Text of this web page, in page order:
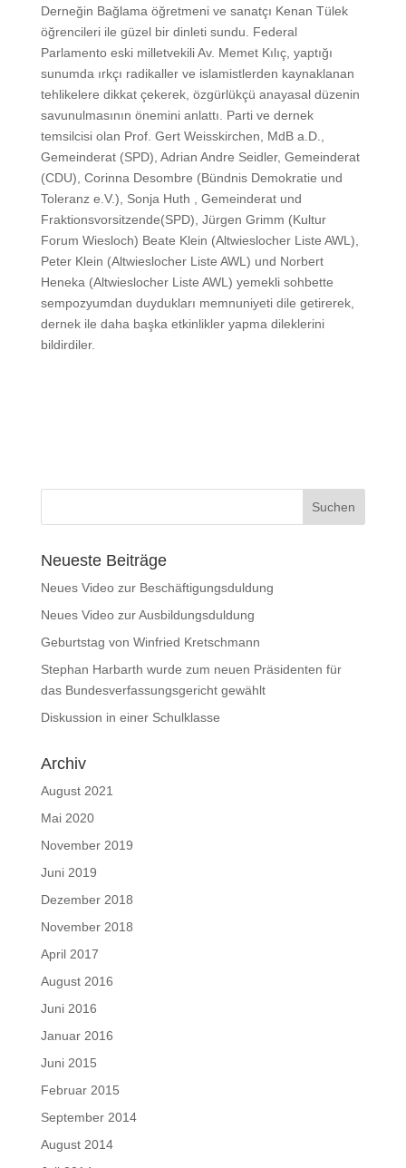
Derneğin Bağlama öğretmeni ve sanatçı Kenan Tülek
öğrencileri ile güzel bir dinleti sundu. Federal
Parlamento eski milletvekili Av. Memet Kılıç, yaptığı
sunumda ırkçı radikaller ve islamistlerden kaynaklanan
tehlikelere dikkat çekerek, özgürlükçü anayasal düzenin
savunulmasının önemini anlattı. Parti ve dernek
temsilcisi olan Prof. Gert Weisskirchen, MdB a.D.,
Gemeinderat (SPD), Adrian Andre Seidler, Gemeinderat
(CDU), Corinna Desombre (Bündnis Demokratie und
Toleranz e.V.), Sonja Huth , Gemeinderat und
Fraktionsvorsitzende(SPD), Jürgen Grimm (Kultur
Forum Wiesloch) Beate Klein (Altwieslocher Liste AWL),
Peter Klein (Altwieslocher Liste AWL) und Norbert
Heneka (Altwieslocher Liste AWL) yemekli sohbette
sempozyumdan duydukları memnuniyeti dile getirerek,
dernek ile daha başka etkinlikler yapma dileklerini
bildirdiler.
Neueste Beiträge
Neues Video zur Beschäftigungsduldung
Neues Video zur Ausbildungsduldung
Geburtstag von Winfried Kretschmann
Stephan Harbarth wurde zum neuen Präsidenten für
das Bundesverfassungsgericht gewählt
Diskussion in einer Schulklasse
Archiv
August 2021
Mai 2020
November 2019
Juni 2019
Dezember 2018
November 2018
April 2017
August 2016
Juni 2016
Januar 2016
Juni 2015
Februar 2015
September 2014
August 2014